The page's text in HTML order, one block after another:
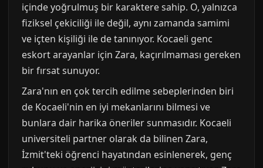
içinde yoğrulmuş bir karaktere sahip. O, yalnızca
fiziksel çekiciliği ile değil, aynı zamanda samimi
ve içten kişiliği ile de tanınıyor. Kocaeli genc
eskort arayanlar için Zara, kaçırılmaması gereken
bir fırsat sunuyor.
Zara'nın en çok tercih edilme sebeplerinden biri
de Kocaeli'nin en iyi mekanlarını bilmesi ve
bunlara dair harika öneriler sunmasıdır. Kocaeli
universiteli partner olarak da bilinen Zara,
İzmit'teki öğrenci hayatından esinlenerek, genç